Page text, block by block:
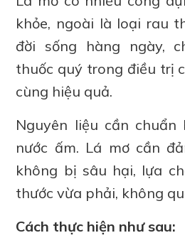
khỏe, ngoài là loại rau
đời sống hàng ngày,
thuốc quý trong điều trị
cùng hiệu quả.
Nguyên liệu cần
nước ấm. Lá mơ cần
không bị sâu hại, lựa
thước vừa phải, không
Cách thực hiện như sau: